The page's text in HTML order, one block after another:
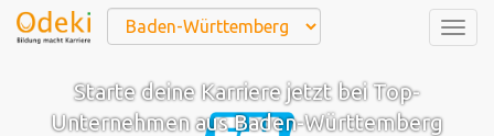
Starte deine Karriere jetzt bei Top-
Unternehmen aus Baden-Württemberg